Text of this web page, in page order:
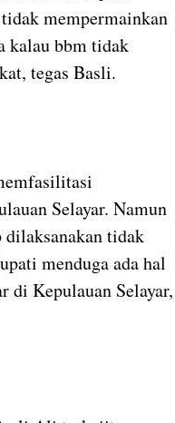
mempermainkan
kalau bbm tidak
tegas Basli.
Selayar. Namun
dilaksanakan tidak
menduga ada hal
di Kepulauan Selayar,